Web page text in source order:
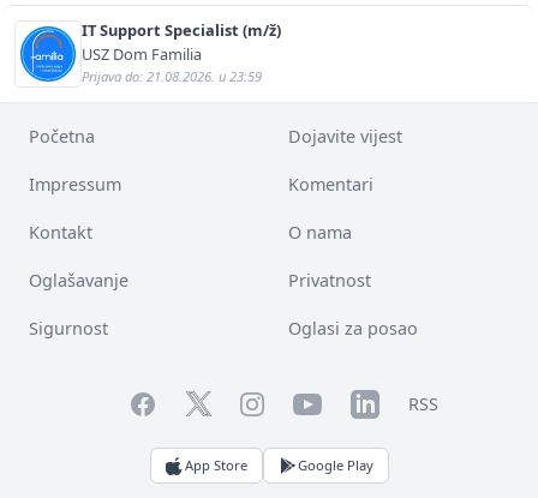
IT Support Specialist (m/ž)
USZ Dom Familia
Prijava do: 21.08.2026. u 23:59
Početna Dojavite vijest
Impressum Komentari
Kontakt O nama
Oglašavanje Privatnost
Sigurnost Oglasi za posao
FacebookTwitterInstagramYouTubeLinkedInRSS
App Store Google Play